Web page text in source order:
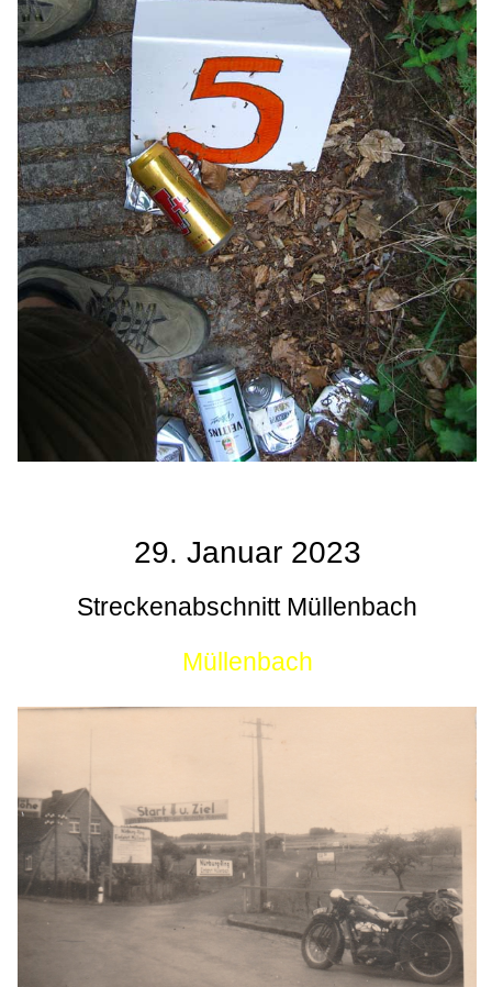
29. Januar 2023
Streckenabschnitt Müllenbach
Müllenbach